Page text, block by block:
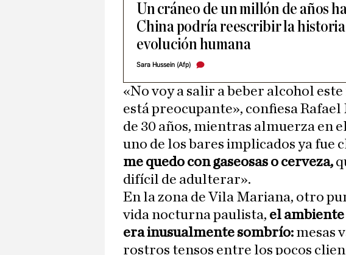
Un cráneo de un millón de años
China podría reescribir la historia
evolución humana
Sara Hussein (Afp)
«No voy a salir a beber alcohol este
está preocupante», confiesa
de 30 años, mientras almuerza en
uno de los bares implicados ya fue
me quedo con gaseosas o cerveza,
difícil de adulterar».
En la zona de Vila Mariana, otro
vida nocturna paulista, el
era inusualmente sombrío: mesas
rostros tensos entre los pocos